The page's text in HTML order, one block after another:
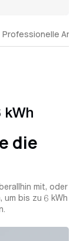
Professionelle
kWh
die
mit, oder
bis zu 6 kWh